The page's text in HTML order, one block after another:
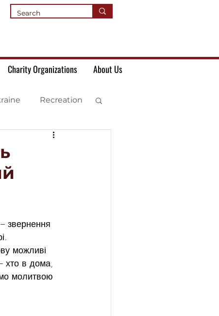
Charity Organizations About Us
Recreation
звернення
можливі
хто в дома,
молитвою